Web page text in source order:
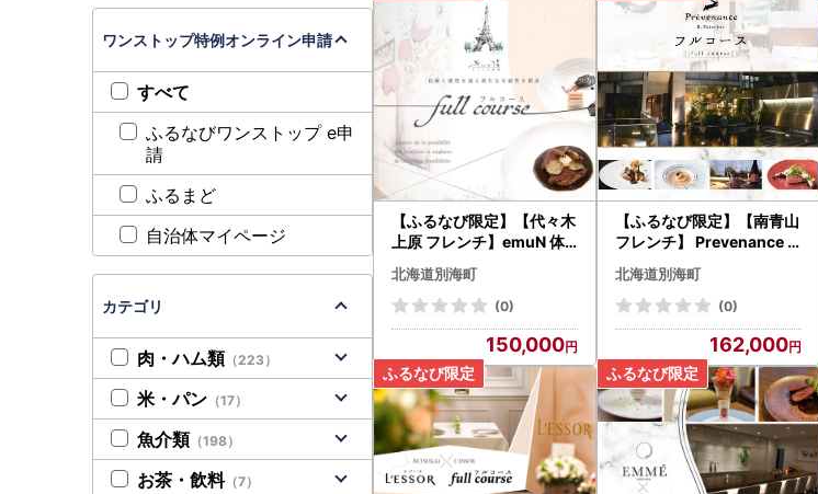
【ふるなび限定】【代々木
上原 フレンチ】emuN 体
が喜ぶ優しい味が女性に人
気「別海町特別コースC」
お食事券2名様 北海道
北海道別海町
(0)
150,000
【ふるなび限定】【南青山
フレンチ】 Prevenance
静井シェフのセンスが光る
「別海町厳選コース」お食
事券2名様
北海道別海町
(0)
162,000
ワンストップ特例オンライン申請
すべて
ふるなびワンストップ e申
請
ふるまど
自治体マイページ
カテゴリ
肉・ハム類 （223）
米・パン （17）
魚介類 （198）
お茶・飲料（7）